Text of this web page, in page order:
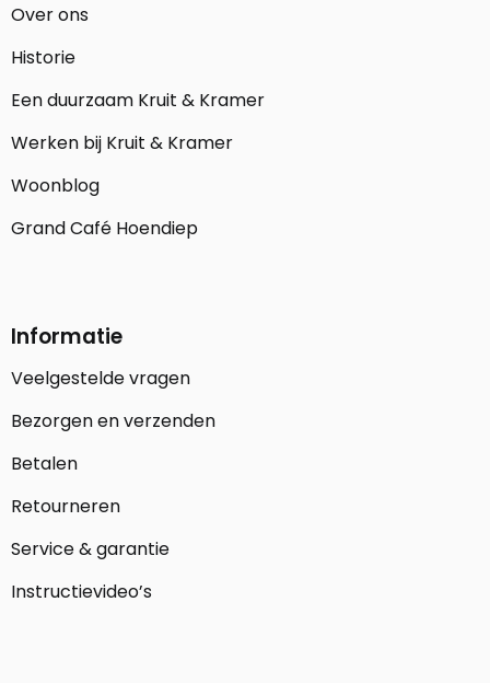
Over ons
Historie
Een duurzaam Kruit & Kramer
Werken bij Kruit & Kramer
Woonblog
Grand Café Hoendiep
Informatie
Veelgestelde vragen
Bezorgen en verzenden
Betalen
Retourneren
Service & garantie
Instructievideo’s